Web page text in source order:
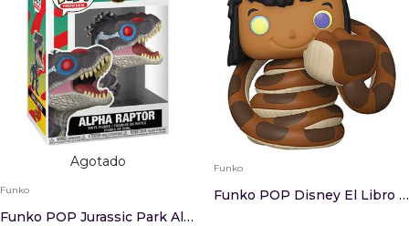
Agotado
Funko
Funko POP Jurassic Park Alpha Raptor
Funko
Funko POP Disney El Libro De La Selva Mowgli Ex...